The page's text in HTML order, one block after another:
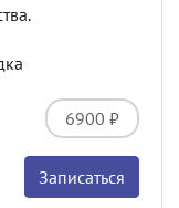
6900 ₽
Записаться